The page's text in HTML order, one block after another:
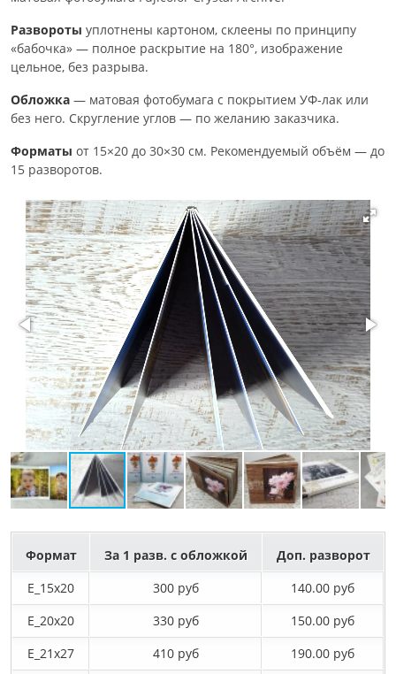
Развороты уплотнены картоном, склеены по принципу
«бабочка» — полное раскрытие на 180°, изображение
цельное, без разрыва.
Обложка — матовая фотобумага с покрытием УФ-лак или
без него. Скругление углов — по желанию заказчика.
Форматы от 15×20 до 30×30 см. Рекомендуемый объём — до
15 разворотов.
Формат За 1 разв. с обложкой
Доп. разворот
E_15х20
300 руб
140.00 руб
E_20х20
330 руб
150.00 руб
E_21х27
410 руб
190.00 руб